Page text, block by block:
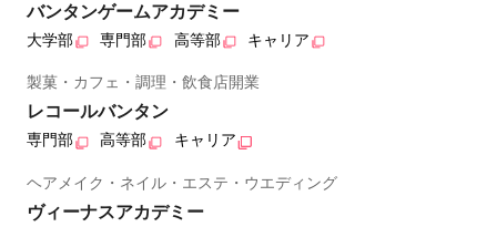
バンタンゲームアカデミー
大学部 専門部 高等部 キャリア
製菓・カフェ・調理・飲食店開業
レコールバンタン
専門部 高等部 キャリア
ヘアメイク・ネイル・エステ・ウエディング
ヴィーナスアカデミー